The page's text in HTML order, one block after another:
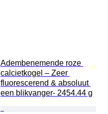
Adembenemende roze
calcietkogel – Zeer
fluorescerend & absoluut
een blikvanger- 2454.44 g